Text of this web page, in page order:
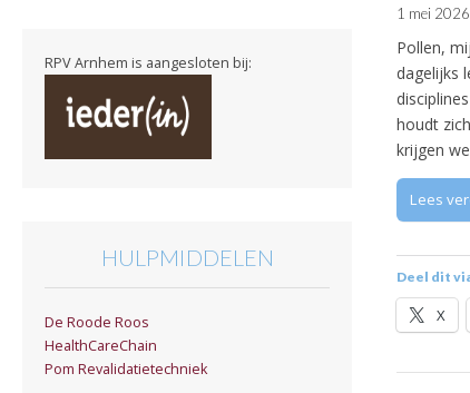
1 mei 2026
Pollen,
dagelijks
houdt
krijgen
Lees
Deel dit
X
RPV Arnhem is aangesloten bij:
HULPMIDDELEN
De Roode Roos
HealthCareChain
Pom Revalidatietechniek